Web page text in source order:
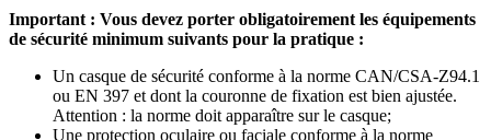
Important : Vous devez porter obligatoirement les équipements
de sécurité minimum suivants pour la pratique :
Un casque de sécurité conforme à la norme CAN/CSA-Z94.1
ou EN 397 et dont la couronne de fixation est bien ajustée.
Attention : la norme doit apparaître sur le casque;
Une protection oculaire ou faciale conforme à la norme